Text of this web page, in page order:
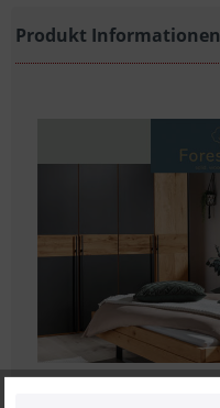
Produkt Informationen